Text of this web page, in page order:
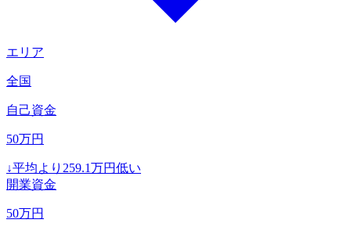
エリア
全国
自己資金
50万円
↓平均より 259.1万円低い
開業資金
50万円